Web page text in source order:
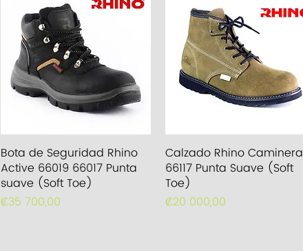
Vista rápida
Bota de Seguridad Rhino
Active 66019 66017 Punta
suave (Soft Toe)
Precio
₡35 700,00
Vista rápida
Calzado Rhino Caminera
66117 Punta Suave (Soft
Toe)
Precio
₡20 000,00